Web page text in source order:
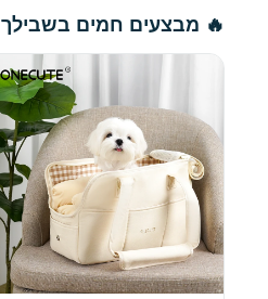
🔥 מבצעים חמים בשבילך